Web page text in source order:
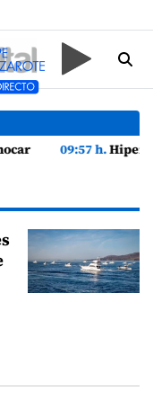
tu hogar este verano con una selección de